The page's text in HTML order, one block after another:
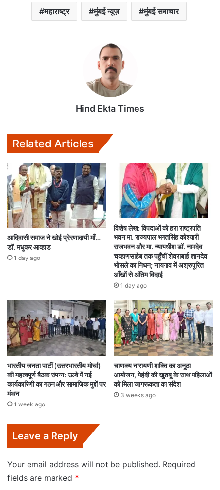
महाराष्ट्र मुंबई न्यूज़ मुंबई समाचार
Hind Ekta Times
Related Articles
आदिवासी समाज ने खोई प्रेरणादायी माँ…
डॉ. मधुकर आव्हाड
1 day ago
विशेष लेख: विपदाओं को हरा राष्ट्रपति
भवन मा. राज्यपाल भगतसिंह कोश्यारी
राजभवन और मा. न्यायधीश डॉ. नामदेव
चव्हाणसाहेब तक पहुँचीं शेवराबाई ज्ञानदेव
भोसले का निधन; नायगाव में अश्रुपूरित
आँखों से अंतिम विदाई
1 day ago
भारतीय जनता पार्टी (उत्तरभारतीय मोर्चा)
की महत्वपूर्ण बैठक संपन्न: उल्वे में नई
कार्यकारिणी का गठन और सामाजिक मुद्दों पर
मंथन
1 week ago
चाणक्य नारायणी शक्ति का अनूठा
आयोजन, मेहंदी की खुशबू के साथ महिलाओं
को मिला जागरूकता का संदेश
3 weeks ago
Leave a Reply
Your email address will not be published. Required
fields are marked *